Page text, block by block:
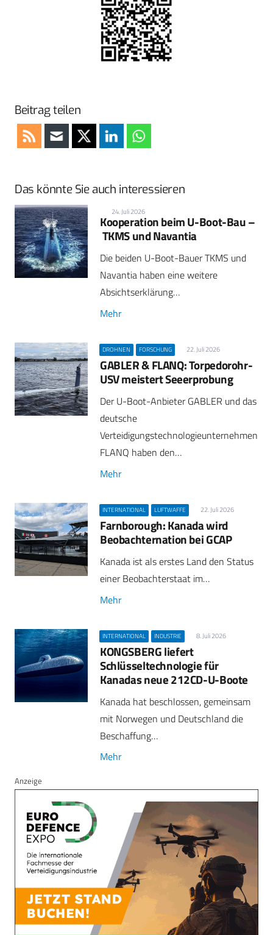
Beitrag teilen
Das könnte Sie auch interessieren
24. Juli 2026
Kooperation beim U-Boot-Bau –
TKMS und Navantia
Die beiden U-Boot-Bauer TKMS und
Navantia haben eine weitere
Absichtserklärung…
Mehr
DROHNEN FORSCHUNG 22. Juli 2026
GABLER & FLANQ: Torpedorohr-
USV meistert Seeerprobung
Der U-Boot-Anbieter GABLER und das
deutsche
Verteidigungstechnologieunternehmen
FLANQ haben den…
Mehr
INTERNATIONAL LUFTWAFFE 22. Juli 2026
Farnborough: Kanada wird
Beobachternation bei GCAP
Kanada ist als erstes Land den Status
einer Beobachterstaat im…
Mehr
INTERNATIONAL INDUSTRIE 8. Juli 2026
KONGSBERG liefert
Schlüsseltechnologie für
Kanadas neue 212CD-U-Boote
Kanada hat beschlossen, gemeinsam
mit Norwegen und Deutschland die
Beschaffung…
Mehr
Anzeige